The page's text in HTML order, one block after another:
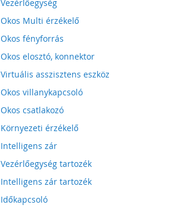
Vezérlőegység
Okos Multi érzékelő
Okos fényforrás
Okos elosztó, konnektor
Virtuális asszisztens eszköz
Okos villanykapcsoló
Okos csatlakozó
Környezeti érzékelő
Intelligens zár
Vezérlőegység tartozék
Intelligens zár tartozék
Időkapcsoló